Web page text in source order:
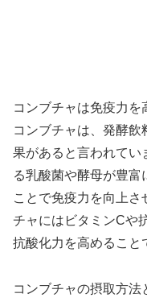
コンブチャは免疫力を
コンブチャは、発酵
果があると言われてい
る乳酸菌や酵母が豊富
ことで免疫力を向上
チャにはビタミンCや
抗酸化力を高めること
コンブチャの摂取方法